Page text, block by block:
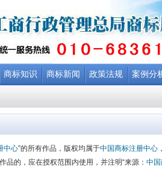
商标知识 商标新闻 政策法规 案例分
·申请注册商标的途径都有哪些？(12/15) ·“商
:68361974@163.com ;
·申请注册商标的途径都有哪些？(12/15) ·“商
中心”的所有作品，版权均属于中国商标注册中心
品的，应在授权范围内使用，并注明“来源： 中